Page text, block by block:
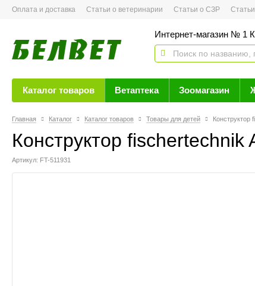
Оплата и доставка Статьи о ветеринарии Статьи о СЗР Статьи
Интернет-магазин № 1
Каталог товаров Ветаптека Зоомагазин
Главная Каталог Каталог товаров Товары для детей Конструктор
Конструктор
Артикул: FT-511931